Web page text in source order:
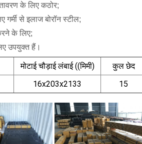
के लिए कठोर;
से इलाज बोरॉन स्टील;
के लिए;
उपयुक्त हैं।
मोटाई चौड़ाई लंबाई ((मिमी) कुल छेद
16x203x2133 15